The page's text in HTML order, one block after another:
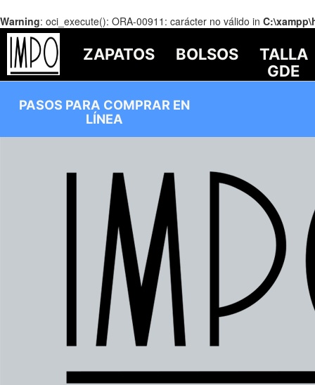
Warning: oci_execute(): ORA-00911: carácter no válido in
ZAPATOS BOLSOS
TALLA
GDE
PASOS PARA COMPRAR EN
LÍNEA